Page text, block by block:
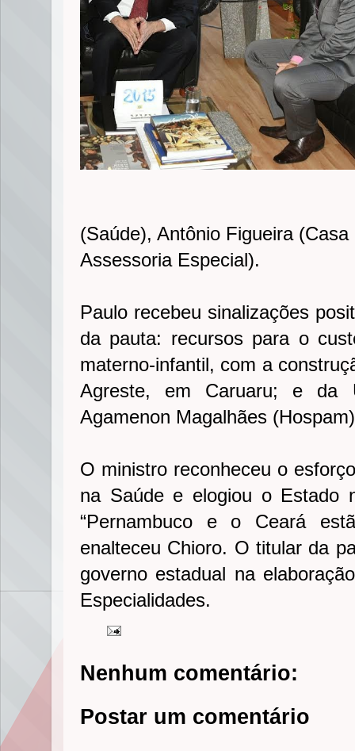
(Saúde), Antônio Figueira
Assessoria Especial).
Paulo recebeu sinalizações
da pauta: recursos para o
materno-infantil, com a
Agreste, em Caruaru; e da
Agamenon Magalhães
O ministro reconheceu o
na Saúde e elogiou o Estado
“Pernambuco e o Ceará
enalteceu Chioro. O titular da
governo estadual na
Especialidades.
Nenhum comentário:
Postar um comentário